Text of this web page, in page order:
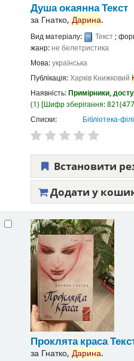
Душа окаяннаТекст
за Гнатко, Дарина.
Вид матеріалу: Текст;
жанр:не белетристика
Мова:українська
Публікація:Харків Книжковий
Наявність:Примірники,
(1) Шифр зберігання:
Списки:
Бібліотека-
Встановити
Додати у
Проклята краса
за Гнатко, Дарина.